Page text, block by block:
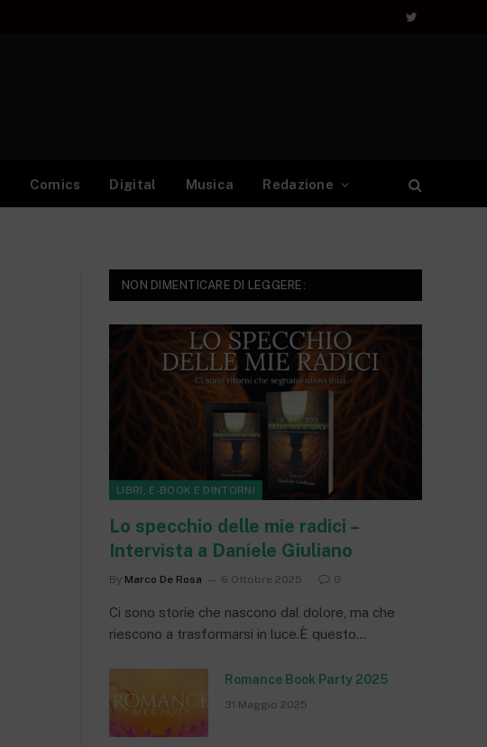
Twitter
Comics Digital Musica Redazione
NON DIMENTICARE DI LEGGERE:
LIBRI, E-BOOK E DINTORNI
Lo specchio delle mie radici –
Intervista a Daniele Giuliano
By Marco De Rosa 6 Ottobre 2025 0
Ci sono storie che nascono dal dolore, ma che
riescono a trasformarsi in luce.È questo…
Romance Book Party 2025
31 Maggio 2025